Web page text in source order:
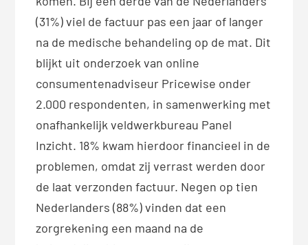
(31%) viel de factuur pas een jaar of langer
na de medische behandeling op de mat. Dit
blijkt uit onderzoek van online
consumentenadviseur Pricewise onder
2.000 respondenten, in samenwerking met
onafhankelijk veldwerkbureau Panel
Inzicht. 18% kwam hierdoor financieel in de
problemen, omdat zij verrast werden door
de laat verzonden factuur. Negen op tien
Nederlanders (88%) vinden dat een
zorgrekening een maand na de